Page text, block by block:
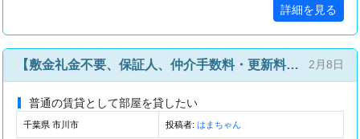
詳細を見る
【敷金礼金不要、保証人、仲介手数料・更新料不要】【入居費用総額１９万8千円】駅徒歩１分３路線 バス・トイレ別 室内洗濯機 エアコン２台本八幡駅徒歩2分 家具家電付き マンスリー、民泊、バケーションレンタル 東京都から一駅、千葉県市川市 ＪＲ.都営新宿線.京成本線 駅近便利 マンスリー、短期賃貸 2月8日
普通の賃貸として部屋を貸したい
千葉県 市川市 投稿者: はまちゃん